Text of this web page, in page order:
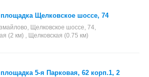
площадка Щелковское шоссе, 74
Щелковское шоссе, 74,
(2 км) , Щелковская (0.75 км)
5-я Парковая, 62 корп.1, 2